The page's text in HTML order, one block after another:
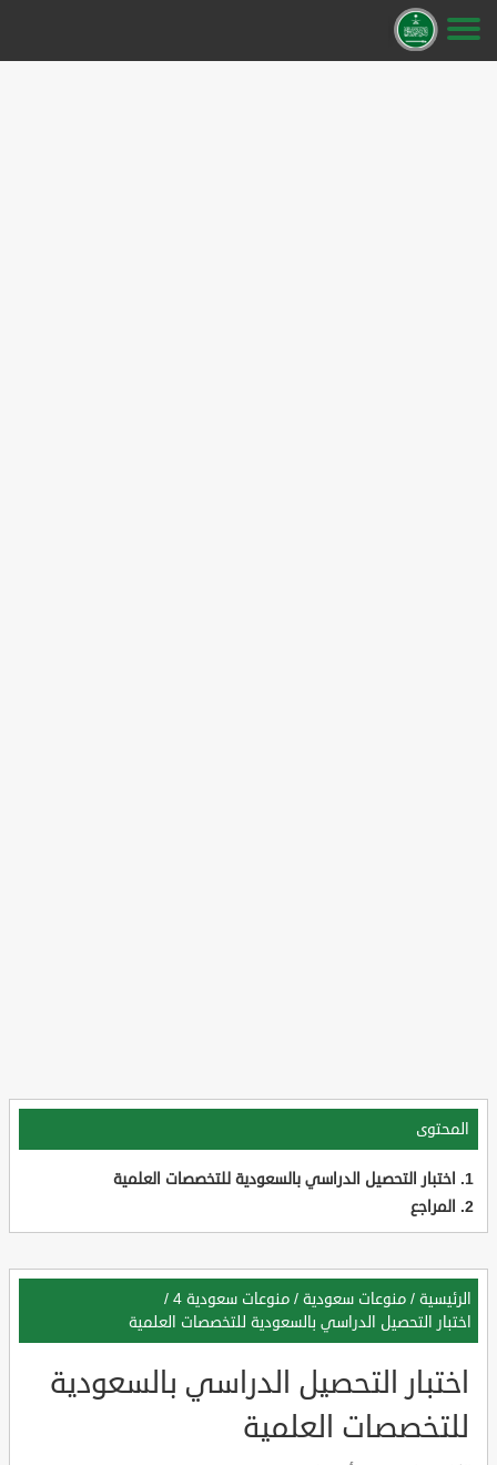
المحتوى
اختبار التحصيل الدراسي بالسعودية للتخصصات العلمية
المراجع
الرئيسية / منوعات سعودية / منوعات سعودية 4
/
اختبار التحصيل الدراسي بالسعودية للتخصصات العلمية
اختبار التحصيل الدراسي بالسعودية
للتخصصات العلمية